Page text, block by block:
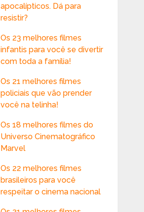
apocalípticos. Dá para
resistir?
Os 23 melhores filmes
infantis para você se divertir
com toda a família!
Os 21 melhores filmes
policiais que vão prender
você na telinha!
Os 18 melhores filmes do
Universo Cinematográfico
Marvel
Os 22 melhores filmes
brasileiros para você
respeitar o cinema nacional